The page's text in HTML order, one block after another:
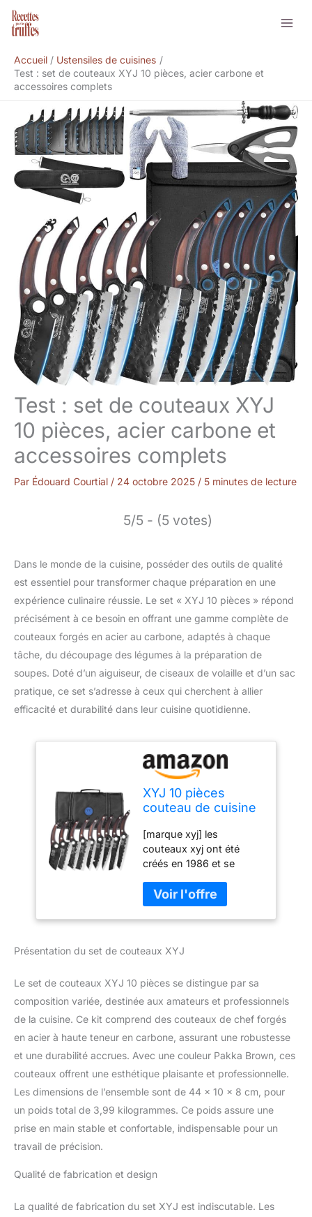
Aller
Accueil
Ustensiles de cuisines
Test : set de couteaux XYJ 10 pièces, acier carbone et
accessoires complets
Test : set de couteaux XYJ
10 pièces, acier carbone et
accessoires complets
Par Édouard Courtial / 24 octobre 2025 / 5 minutes de lecture
5/5 - (5 votes)
Dans le monde de la cuisine, posséder des outils de qualité
est essentiel pour transformer chaque préparation en une
expérience culinaire réussie. Le set « XYJ 10 pièces » répond
précisément à ce besoin en offrant une gamme complète de
couteaux forgés en acier au carbone, adaptés à chaque
tâche, du découpage des légumes à la préparation de
soupes. Doté d’un aiguiseur, de ciseaux de volaille et d’un sac
pratique, ce set s’adresse à ceux qui cherchent à allier
efficacité et durabilité dans leur cuisine quotidienne.
XYJ 10 pièces
couteau de cuisine
chef forgé en acier
au carbone,
légumes, gravure,
nakiri, soupe
complète, couteau
de vaisselle avec
sac, aiguiseur et
(café)
[marque xyj] les
couteaux xyj ont été
créés en 1986 et se
haute qualité, une
netteté élevée, un design
simple, un bon équilibre
appliquant les principes
mécanique, nous avons
grandement amélioré
l'expérience de coupe de
nos clients. Les
couteaux xyj sont
d'excellents couteaux
polyvalents spécialement
conçus pour l'alpinisme,
la pêche, l'extérieur, la
cuisine, etc. les couteaux
xyj sont des outils de
tâches qui vous aideront
efficacement. Xyj
Présentation du set de couteaux XYJ
Le set de couteaux XYJ 10 pièces se distingue par sa
composition variée, destinée aux amateurs et professionnels
de la cuisine. Ce kit comprend des couteaux de chef forgés
en acier à haute teneur en carbone, assurant une robustesse
et une durabilité accrues. Avec une couleur Pakka Brown, ces
couteaux offrent une esthétique plaisante et professionnelle.
Les dimensions de l’ensemble sont de 44 x 10 x 8 cm, pour
un poids total de 3,99 kilogrammes. Ce poids assure une
prise en main stable et confortable, indispensable pour un
travail de précision.
Qualité de fabrication et design
La qualité de fabrication du set XYJ est indiscutable. Les
Rechercher